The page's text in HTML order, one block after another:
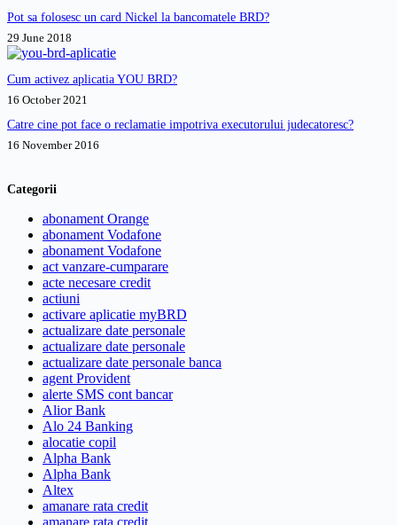
Pot sa folosesc un card Nickel la bancomatele BRD?
29 June 2018
Cum activez aplicatia YOU BRD?
16 October 2021
Catre cine pot face o reclamatie impotriva executorului judecatoresc?
16 November 2016
Categorii
abonament Orange
abonament Vodafone
abonament Vodafone
act vanzare-cumparare
acte necesare credit
actiuni
activare aplicatie myBRD
actualizare date personale
actualizare date personale
actualizare date personale banca
agent Provident
alerte SMS cont bancar
Alior Bank
Alo 24 Banking
alocatie copil
Alpha Bank
Alpha Bank
Altex
amanare rata credit
amanare rata credit